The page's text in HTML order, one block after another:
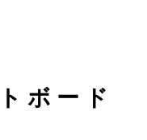
ボード